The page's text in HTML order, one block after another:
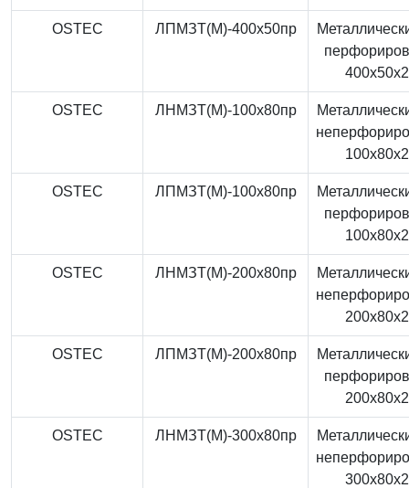
OSTEC ЛПМЗТ(М)-400x50пр
OSTEC ЛНМЗТ(М)-100x80пр
OSTEC ЛПМЗТ(М)-100x80пр
OSTEC ЛНМЗТ(М)-200x80пр
OSTEC ЛПМЗТ(М)-200x80пр
OSTEC ЛНМЗТ(М)-300x80пр